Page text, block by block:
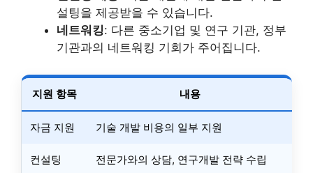
설팅을 제공받을 수 있습니다.
네트워킹: 다른 중소기업 및 연구 기관, 정부
기관과의 네트워킹 기회가 주어집니다.
지원 항목 내용
자금 지원 기술 개발 비용의 일부 지원
컨설팅 전문가와의 상담, 연구개발 전략 수립